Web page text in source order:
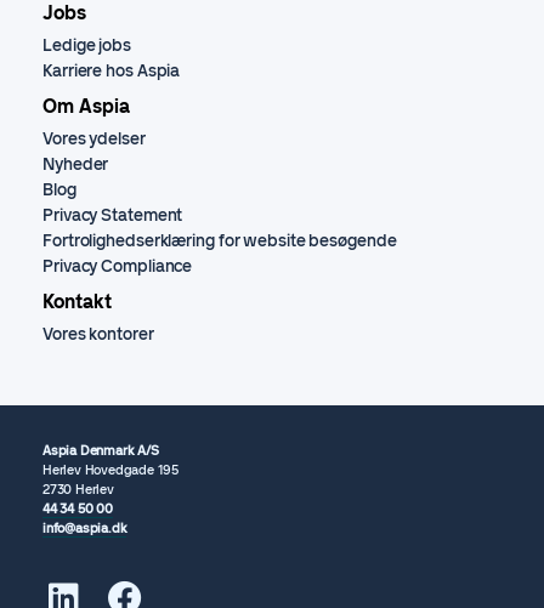
Jobs
Ledige jobs
Karriere hos Aspia
Om Aspia
Vores ydelser
Nyheder
Blog
Privacy Statement
Fortrolighedserklæring for website besøgende
Privacy Compliance
Kontakt
Vores kontorer
Aspia Denmark A/S
Herlev Hovedgade 195
2730 Herlev
44 34 50 00
info@aspia.dk